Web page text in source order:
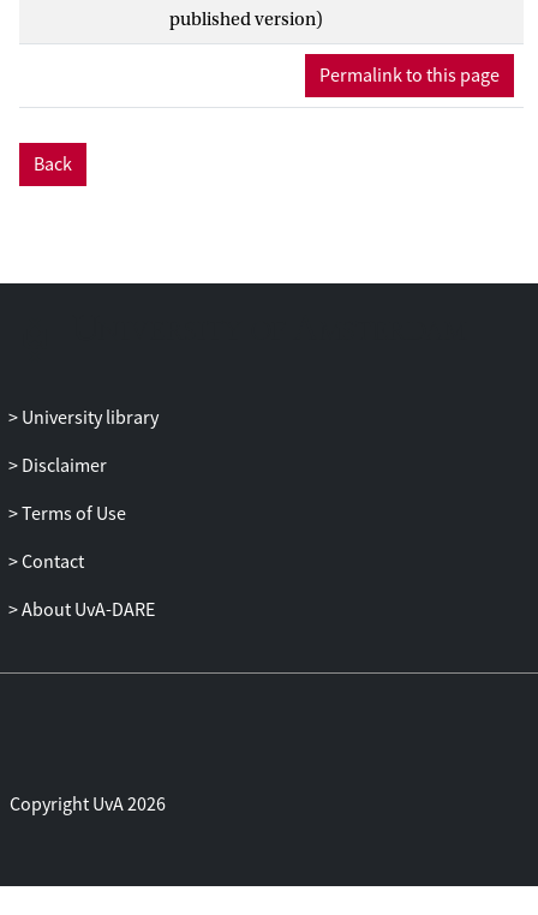
published version)
Permalink to this page
Back
University library
Disclaimer
Terms of Use
Contact
About UvA-DARE
Copyright UvA 2026